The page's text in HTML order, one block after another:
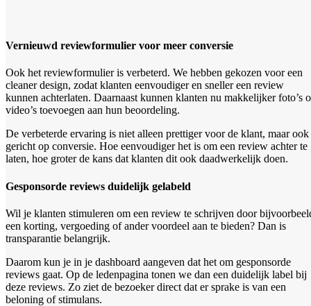
Vernieuwd reviewformulier voor meer conversie
Ook het reviewformulier is verbeterd. We hebben gekozen voor een
cleaner design, zodat klanten eenvoudiger en sneller een review
kunnen achterlaten. Daarnaast kunnen klanten nu makkelijker foto’s
video’s toevoegen aan hun beoordeling.
De verbeterde ervaring is niet alleen prettiger voor de klant, maar ook
gericht op conversie. Hoe eenvoudiger het is om een review achter te
laten, hoe groter de kans dat klanten dit ook daadwerkelijk doen.
Gesponsorde reviews duidelijk gelabeld
Wil je klanten stimuleren om een review te schrijven door
een korting, vergoeding of ander voordeel aan te bieden? Dan is
transparantie belangrijk.
Daarom kun je in je dashboard aangeven dat het om gesponsorde
reviews gaat. Op de ledenpagina tonen we dan een duidelijk label bij
deze reviews. Zo ziet de bezoeker direct dat er sprake is van een
beloning of stimulans.